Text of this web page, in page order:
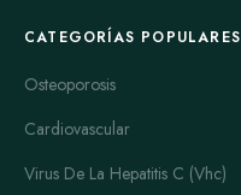
CATEGORÍAS POPULARES
Osteoporosis
Cardiovascular
Virus De La Hepatitis C (Vhc)